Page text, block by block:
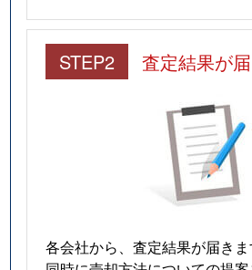
STEP2 査定結果が届
各会社から、査定結果が届きま